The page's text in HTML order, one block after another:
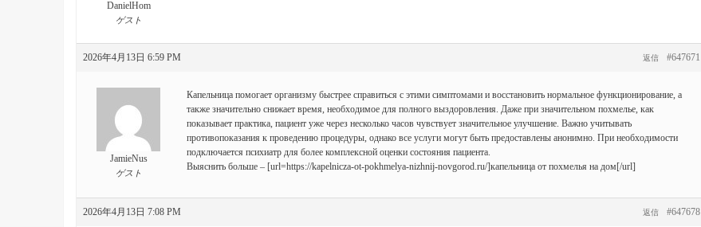
DanielHom
ゲスト
2026年4月13日 6:59 PM #647671
返信
JamieNus
ゲスト
Капельница помогает организму быстрее справиться с этими симптомами и восстановить нормальное функционирование, а
также значительно снижает время, необходимое для полного выздоровления. Даже при значительном похмелье, как
показывает практика, пациент уже через несколько часов чувствует значительное улучшение. Важно учитывать
противопоказания к проведению процедуры, однако все услуги могут быть предоставлены анонимно. При необходимости
подключается психиатр для более комплексной оценки состояния пациента.
Выяснить больше – [url=https://kapelnicza-ot-pokhmelya-nizhnij-novgorod.ru/]капельница от похмелья на дом[/url]
2026年4月13日 7:08 PM #647678
返信